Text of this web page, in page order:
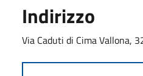
Indirizzo
Via Caduti di Cima Vallona,